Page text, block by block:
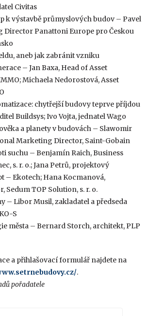
Civitas
k výstavbě průmyslových budov – Pavel
Director Panattoni Europe pro Českou
aneb jak zabránit vzniku
– Jan Baxa, Head of Asset
Michaela Nedorostová, Asset
chytřejší budovy teprve příjdou
Buildsys; Ivo Vojta, jednatel Wago
a planety v budovách – Slawomir
Marketing Director, Saint-Gobain
suchu – Benjamín Raich, Business
s. r. o.; Jana Petrů, projektový
– Ekotech; Hana Kocmanová,
Sedum TOP Solution, s. r. o.
– Libor Musil, zakladatel a předseda
S
města – Bernard Storch, architekt, PLP
a přihlašovací formulář najdete na
.
pořadatele